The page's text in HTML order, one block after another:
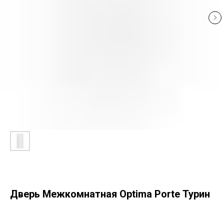
Дверь Межкомнатная Optima Porte Турин